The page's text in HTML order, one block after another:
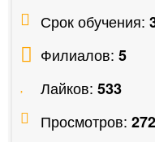
Срок обучения:
Филиалов: 5
Лайков: 533
Просмотров: